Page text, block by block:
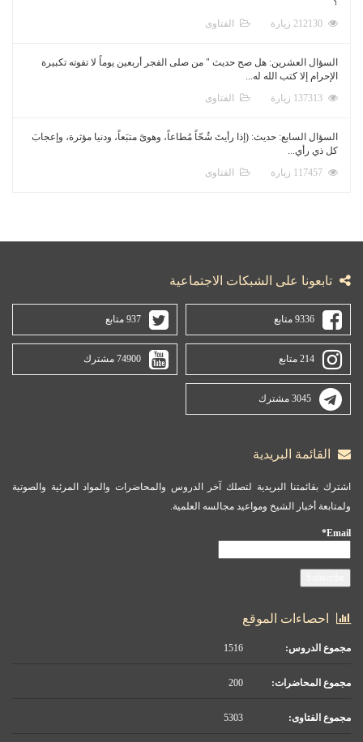
الفتاوى
السؤال العشرين: هل صح حديث " من صلى الفجر أربعين يوماً لا تفوته تكبيرة
الإحرام إلا كتب الله له...
الفتاوى
السؤال السابع: حديث: (إذا رأيتَ شُحّاً مُطاعاً، وهوىً متبَعاً، ودنيا مؤثرة، وإعجابَ
كل ذي رأي...
الفتاوى
تابعونا على الشبكات الاجتماعية
9336 متابع 937 متابع
214 متابع 74900 مشترك
3045 مشترك
القائمة البريدية
اشترك بقائمتنا البريدية لتصلك آخر الدروس والمحاضرات والمواد المرئية والصوتية
ولمتابعة أخبار الشيخ ومواعيد مجالسه العلمية.
Email*
احصاءات الموقع
مجموع الدروس:
مجموع المحاضرات:
مجموع الفتاوى: